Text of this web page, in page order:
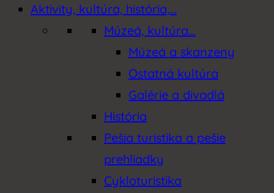
Aktivity, kultúra, história,…
Múzeá, kultúra…
Múzeá a skanzeny
Ostatná kultúra
Galérie a divadlá
História
Pešia turistika a pešie
prehliadky
Cykloturistika